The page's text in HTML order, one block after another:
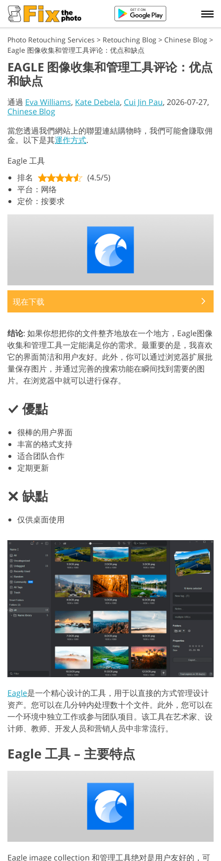
Photo Retouching Services > Retouching Blog > Chinese Blog >
Eagle 图像收集和管理工具评论：优点和缺点
EAGLE 图像收集和管理工具评论：优点
和缺点
通過 Eva Williams, Kate Debela, Cui Jin Pau, 2026-07-27,
Chinese Blog
當您透過我們網站上的聯盟連結購物時，我們可能會賺取佣
金。以下是其運作方式.
Eagle 工具
排名
(4.5/5)
平台：网络
定价：按要求
现在下载
结论: 如果你想把你的文件整齐地放在一个地方，Eagle图像
收集和管理工具一定能满足你的需求。最重要的是，我喜欢
它的界面简洁和用户友好。此外，你可以通过浏览器扩展批
量保存图片，并通过完善的搜索功能在瞬间找到需要的图
片。在浏览器中就可以进行保存。
優點
很棒的用户界面
丰富的格式支持
适合团队合作
定期更新
缺點
仅供桌面使用
Eagle是一个精心设计的工具，用于以直接的方式管理设计
资产。您可以在几分钟内处理数十个文件。此外，您可以在
一个环境中独立工作或参与团队项目。该工具在艺术家、设
计师、教师、开发人员和营销人员中非常流行。
Eagle 工具 – 主要特点
Eagle image collection 和管理工具绝对是用户友好的，可